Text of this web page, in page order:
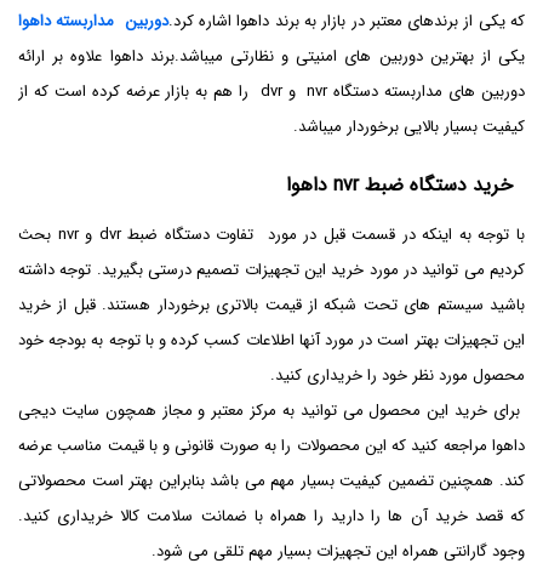
که یکی از برندهای معتبر در بازار به برند داهوا اشاره کرد.دوربین مداربسته داهوا
یکی از بهترین دوربین های امنیتی و نظارتی میباشد.برند داهوا علاوه بر ارائه
دوربین های مداربسته دستگاه nvr و dvr را هم به بازار عرضه کرده است که از
کیفیت بسیار بالایی برخوردار میباشد.
خرید دستگاه ضبط nvr داهوا
با توجه به اینکه در قسمت قبل در مورد تفاوت دستگاه ضبط dvr و nvr بحث
کردیم می توانید در مورد خرید این تجهیزات تصمیم درستی بگیرید‌. توجه داشته
باشید سیستم های تحت شبکه از قیمت بالاتری برخوردار هستند. قبل از خرید
این تجهیزات بهتر است در مورد آنها اطلاعات کسب کرده و با توجه به بودجه خود
محصول مورد نظر خود را خریداری کنید.
برای خرید این محصول می توانید به مرکز معتبر و مجاز همچون سایت دیجی
داهوا مراجعه کنید که این محصولات را به صورت قانونی و با قیمت مناسب عرضه
کند. همچنین تضمین کیفیت بسیار مهم می باشد بنابراین بهتر است محصولاتی
که قصد خرید آن ها را دارید را همراه با ضمانت سلامت کالا خریداری کنید.
وجود گارانتی همراه این تجهیزات بسیار مهم تلقی می شود.